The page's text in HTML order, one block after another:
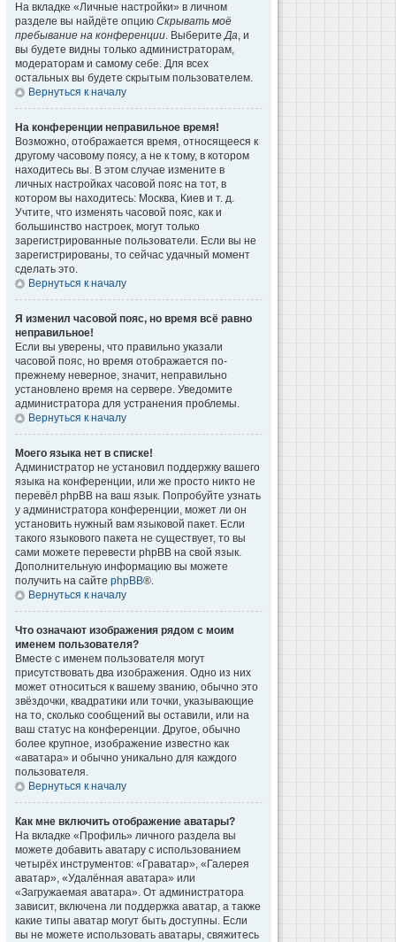
На вкладке «Личные настройки» в личном
разделе вы найдёте опцию Скрывать моё
пребывание на конференции. ВыберитеДа, и
вы будете видны только администраторам,
модераторам и самому себе. Для всех
остальных вы будете скрытым пользователем.
Вернуться к началу
На конференции неправильное время!
Возможно, отображается время, относящееся к
другому часовому поясу, а не к тому, в котором
находитесь вы. В этом случае измените в
личных настройках часовой пояс на тот, в
котором вы находитесь: Москва, Киев и т. д.
Учтите, что изменять часовой пояс, как и
большинство настроек, могут только
зарегистрированные пользователи. Если вы не
зарегистрированы, то сейчас удачный момент
сделать это.
Вернуться к началу
Я изменил часовой пояс, но время всё равно
неправильное!
Если вы уверены, что правильно указали
часовой пояс, но время отображается по-
прежнему неверное, значит, неправильно
установлено время на сервере. Уведомите
администратора для устранения проблемы.
Вернуться к началу
Моего языка нет в списке!
Администратор не установил поддержку вашего
языка на конференции, или же просто никто не
перевёл phpBB на ваш язык. Попробуйте узнать
у администратора конференции, может ли он
установить нужный вам языковой пакет. Если
такого языкового пакета не существует, то вы
сами можете перевести phpBB на свой язык.
Дополнительную информацию вы можете
получить на сайте phpBB®.
Вернуться к началу
Что означают изображения рядом с моим
именем пользователя?
Вместе с именем пользователя могут
присутствовать два изображения. Одно из них
может относиться к вашему званию, обычно это
звёздочки, квадратики или точки, указывающие
на то, сколько сообщений вы оставили, или на
ваш статус на конференции. Другое, обычно
более крупное, изображение известно как
«аватара» и обычно уникально для каждого
пользователя.
Вернуться к началу
Как мне включить отображение аватары?
На вкладке «Профиль» личного раздела вы
можете добавить аватару с использованием
четырёх инструментов: «Граватар», «Галерея
аватар», «Удалённая аватара» или
«Загружаемая аватара». От администратора
зависит, включена ли поддержка аватар, а также
какие типы аватар могут быть доступны. Если
вы не можете использовать аватары, свяжитесь